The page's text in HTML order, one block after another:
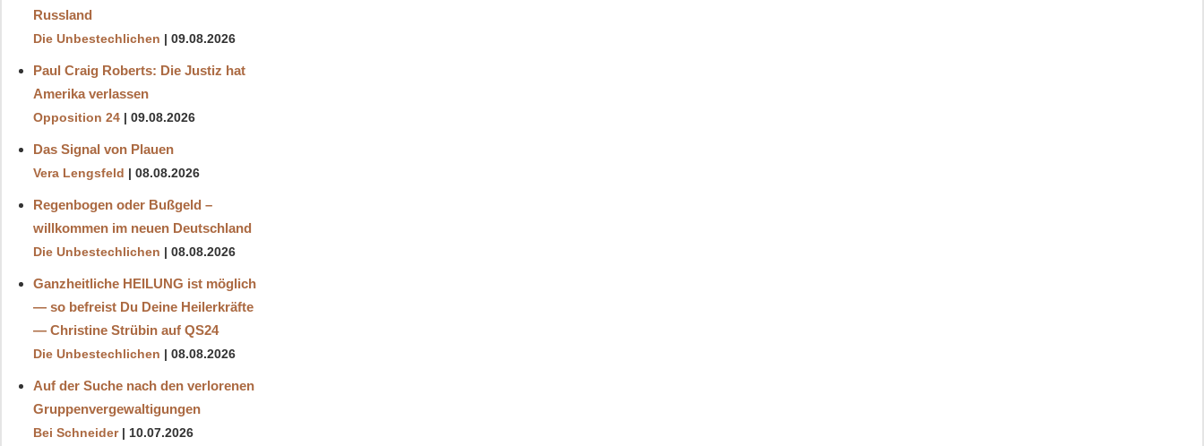
Russland
Die Unbestechlichen 09.08.2026
Paul Craig Roberts: Die Justiz hat
Amerika verlassen
Opposition 24 09.08.2026
Das Signal von Plauen
Vera Lengsfeld 08.08.2026
Regenbogen oder Bußgeld –
willkommen im neuen Deutschland
Die Unbestechlichen 08.08.2026
Ganzheitliche HEILUNG ist möglich
— so befreist Du Deine Heilerkräfte
— Christine Strübin auf QS24
Die Unbestechlichen 08.08.2026
Auf der Suche nach den verlorenen
Gruppenvergewaltigungen
Bei Schneider 10.07.2026